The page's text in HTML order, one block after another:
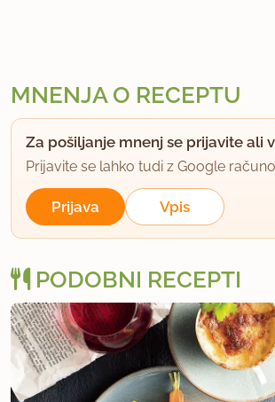
MNENJA O RECEPTU
Za pošiljanje mnenj se prijavite ali
Prijavite se lahko tudi z Google
Prijava Vpis
PODOBNI RECEPTI